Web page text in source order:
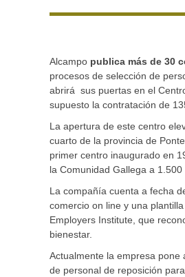
Alcampo publica más de 30
procesos de selección de
abrirá sus puertas en el
supuesto la contratación de
La apertura de este centro
cuarto de la provincia de
primer centro inaugurado en
la Comunidad Gallega a 1.500
La compañía cuenta a fecha
comercio on line y una
Employers Institute, que
bienestar.
Actualmente la empresa pone
de personal de reposición